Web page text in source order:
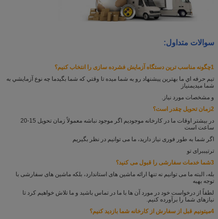
سوالات متداول:
1چگونه مناسب ترین دستگاه آزمایش فشرده سازی را انتخاب کنیم؟
تيم حرفه اي ما بهترين پيشنهاد رو به شما ميده تا وقتي که شما بگيدما چه نوع آزمايشي به
شما ميديمنیاز
و مشخصات مورد نیاز.
2زمان تحویل چقدر است؟
در بیشتر اوقات ما در کارخانه موجودیم اگر موجود نباشه معمولاً زمان تحویل 15-20
ساعت است
اگر شما به طور فوری نیاز دارید، ما می توانیم در نظر بگیریم
ترتیببرای تو
3شما خدمات سفارشی را قبول می کنید؟
بله، البته ما می توانیم نه تنها ارائه ماشین های استاندارد، بلکه ماشین های سفارشی با
توجه بهبه
لطفاً از درخواست خود در مورد آن ها با ما در تماس باشید و ما تلاش خواهیم کرد تا
نیازهای شما را برآورده کنیم.
4ميتونيم قبل از سفارش از کارخانه شما بازدید کنيم؟